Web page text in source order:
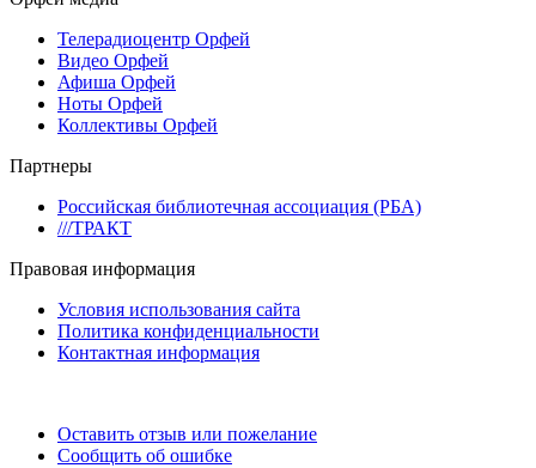
Телерадиоцентр Орфей
Видео Орфей
Афиша Орфей
Ноты Орфей
Коллективы Орфей
Партнеры
Российская библиотечная ассоциация (РБА)
///ТРАКТ
Правовая информация
Условия использования сайта
Политика конфиденциальности
Контактная информация
Оставить отзыв или пожелание
Сообщить об ошибке